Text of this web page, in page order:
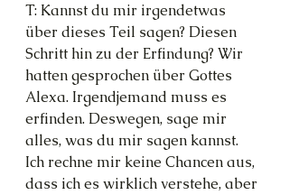
T: Kannst du mir irgendetwas
über dieses Teil sagen? Diesen
Schritt hin zu der Erfindung? Wir
hatten gesprochen über Gottes
Alexa. Irgendjemand muss es
erfinden. Deswegen, sage mir
alles, was du mir sagen kannst.
Ich rechne mir keine Chancen aus,
dass ich es wirklich verstehe, aber